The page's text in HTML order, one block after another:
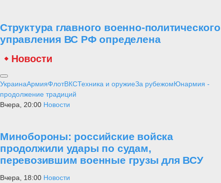
Структура главного военно-политического
управления ВС РФ определена
Новости
УкраинаАрмияФлотВКСТехника и оружиеЗа рубежомЮнармия -
продолжение традиций
Вчера, 20:00 Новости
Минобороны: российские войска
продолжили удары по судам,
перевозившим военные грузы для ВСУ
Вчера, 18:00 Новости